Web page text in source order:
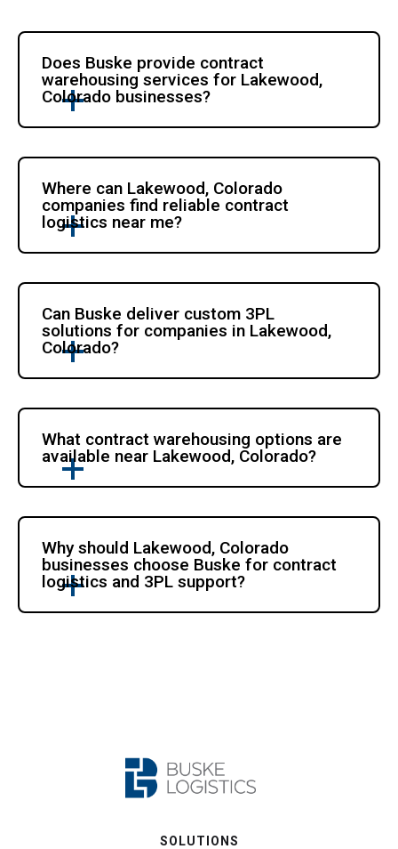
Does Buske provide contract
warehousing services for Lakewood,
Colorado businesses?
Where can Lakewood, Colorado
companies find reliable contract
logistics near me?
Can Buske deliver custom 3PL
solutions for companies in Lakewood,
Colorado?
What contract warehousing options are
available near Lakewood, Colorado?
Why should Lakewood, Colorado
businesses choose Buske for contract
logistics and 3PL support?
SOLUTIONS